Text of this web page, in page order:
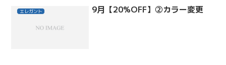
エレガント 9月【20%OFF】②カラー変更